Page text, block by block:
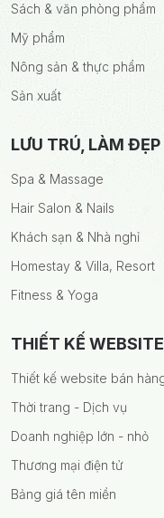
Sách & văn phòng phẩm
Mỹ phẩm
Nông sản & thực phẩm
Sản xuất
LƯU TRÚ, LÀM ĐẸP
Spa & Massage
Hair Salon & Nails
Khách sạn & Nhà nghỉ
Homestay & Villa, Resort
Fitness & Yoga
THIẾT KẾ WEBSITE
Thiết kế website bán
Thời trang - Dịch vụ
Doanh nghiệp lớn - nhỏ
Thương mại điện tử
Bảng giá tên miền